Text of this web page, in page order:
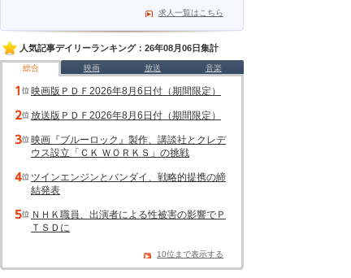
求人一覧はこちら
人気記事デイリーランキング：26年08月06日集計
総合 映画 放送 音楽
映画版ＰＤＦ2026年8月6日付（期間限定）
放送版ＰＤＦ2026年8月6日付（期間限定）
映画『ブルーロック』製作、講談社とクレデ
ウス設立「ＣＫ ＷＯＲＫＳ」の挑戦
ツインエンジンとバンダイ、戦略的提携の締
結発表
ＮＨＫ職員、出演者による性被害の影響でＰ
ＴＳＤに
10位まで表示する